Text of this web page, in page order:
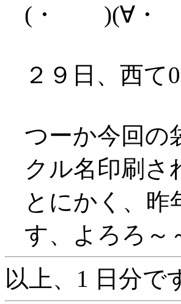
(・ )(∀・
２９日、西て
つーか今回の
クル名印刷さ
とにかく、昨
す、よろろ～
以上、1 日分で